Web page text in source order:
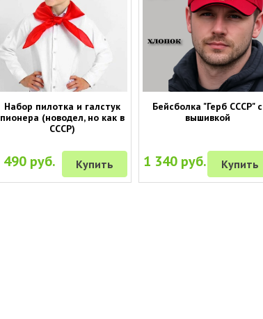
Набор пилотка и галстук
пионера (новодел, но как в
СССР)
490 руб. Купить
Бейсболка "Герб СССР" с
вышивкой
1 340 руб. Купить